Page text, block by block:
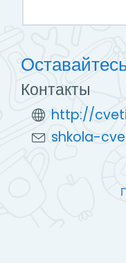
Контакты
http://
shkola-